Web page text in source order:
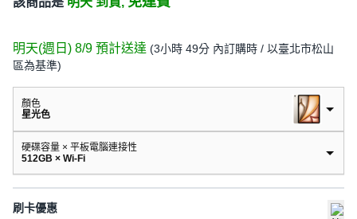
明天(週日) 8/9 預計送達 (3小時 49分 內訂購時 / 以臺北市松山
區為基準)
顏色
星光色
硬碟容量 × 平板電腦連接性
512GB × Wi-Fi
刷卡優惠